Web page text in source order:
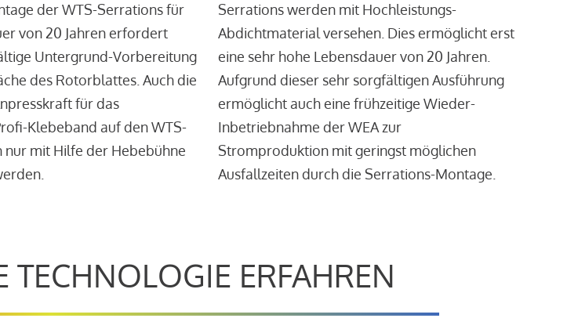
der WTS-Serrations für
von 20 Jahren erfordert
Untergrund-Vorbereitung
des Rotorblattes. Auch die
für das
Klebeband auf den WTS-
nur mit Hilfe der Hebebühne
Serrations werden mit Hochleistungs-
Abdichtmaterial versehen. Dies ermöglicht erst
eine sehr hohe Lebensdauer von 20 Jahren.
Aufgrund dieser sehr sorgfältigen Ausführung
ermöglicht auch eine frühzeitige Wieder-
Inbetriebnahme der WEA zur
Stromproduktion mit geringst möglichen
Ausfallzeiten durch die Serrations-Montage.
TECHNOLOGIE ERFAHREN